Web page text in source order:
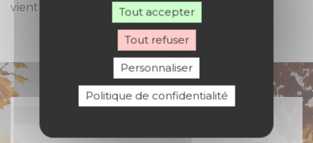
vient selon ses disponibilités.
Tout accepter
Tout refuser
Personnaliser
Politique de confidentialité